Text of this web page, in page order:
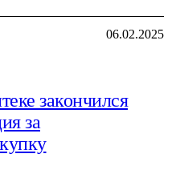
06.02.2025
закончился
за